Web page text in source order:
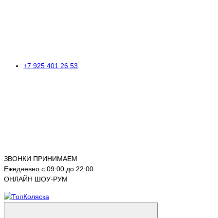
+7 925 401 26 53
ЗВОНКИ ПРИНИМАЕМ
Ежедневно с 09:00 до 22:00
ОНЛАЙН ШОУ-РУМ